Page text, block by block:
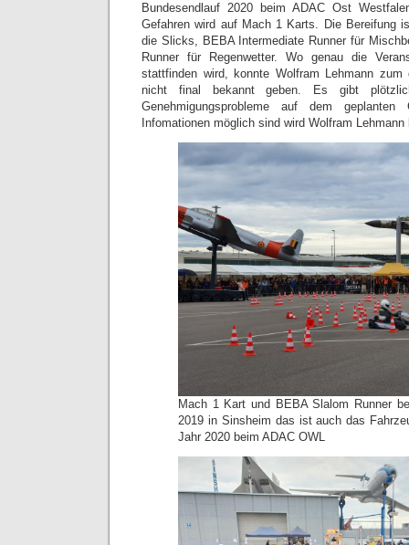
Bundesendlauf 2020 beim ADAC Ost
Gefahren wird auf Mach 1 Karts. Die Bereifung
die Slicks, BEBA Intermediate Runner für
Runner für Regenwetter. Wo genau die
stattfinden wird, konnte Wolfram Lehmann zum
nicht final bekannt geben. Es gibt
Genehmigungsprobleme auf dem geplanten
Infomationen möglich sind wird Wolfram Lehmann
Mach 1 Kart und BEBA Slalom Runner
2019 in Sinsheim das ist auch das
Jahr 2020 beim ADAC OWL